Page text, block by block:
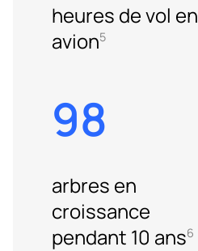
heures de vol en
avion5
98
arbres en
croissance
pendant 10 ans6